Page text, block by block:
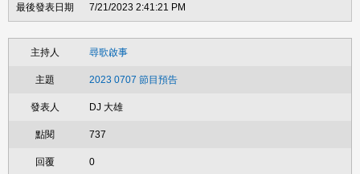
7/21/2023 2:41:21 PM
尋歌啟事
2023 0707 節目預告
DJ 大雄
737
0